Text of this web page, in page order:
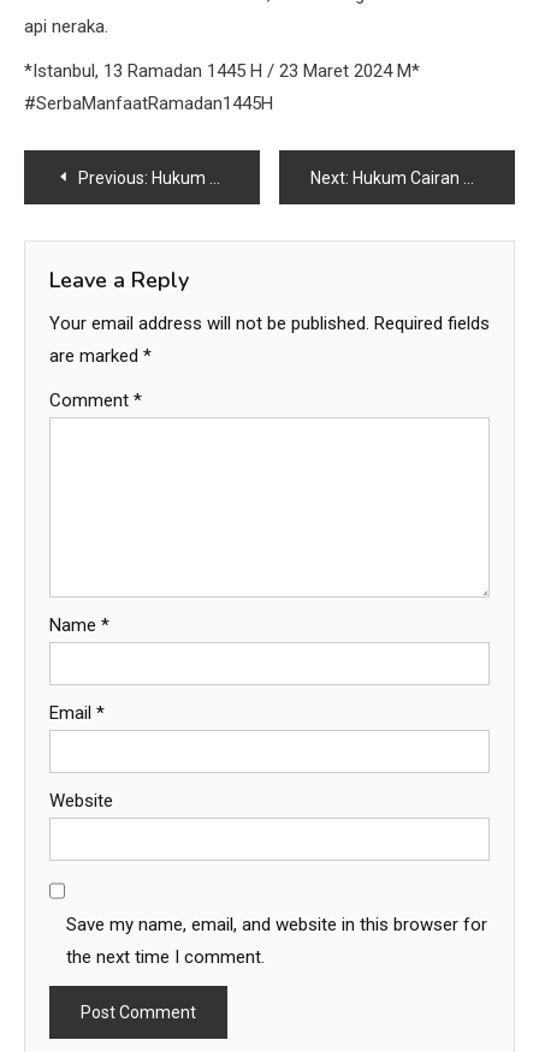
api neraka.
*Istanbul, 13 Ramadan 1445 H / 23 Maret 2024 M*
#SerbaManfaatRamadan1445H
Post
navigation
Previous: Hukum menyalurkan zakat ke pembangunan Madrasah maupun masjid? Next: Hukum Cairan Putih setelah Haid?
Leave a Reply
Your email address will not be published. Required fields
are marked *
Comment *
Name *
Email *
Website
Save my name, email, and website in this browser for
the next time I comment.